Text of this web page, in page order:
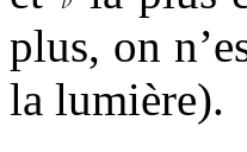
plus, on
la lumière).